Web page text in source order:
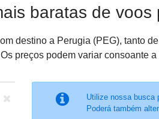
baratas de voos
destino a Perugia (PEG), tanto
preços podem variar consoante
Utilize nossa busca
Poderá também